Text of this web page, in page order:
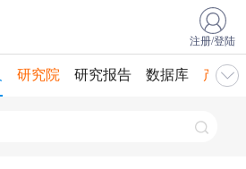
注册/登陆
研究院 研究报告 数据库 产业